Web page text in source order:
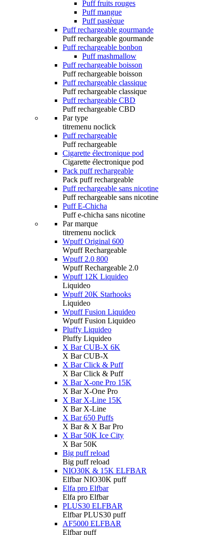
Puff fruits rouges
Puff mangue
Puff pastèque
Puff rechargeable gourmande
Puff rechargeable gourmande
Puff rechargeable bonbon
Puff mashmallow
Puff rechargeable boisson
Puff rechargeable boisson
Puff rechargeable classique
Puff rechargeable classique
Puff rechargeable CBD
Puff rechargeable CBD
Par type
titremenu noclick
Puff rechargeable
Puff rechargeable
Cigarette électronique pod
Cigarette électronique pod
Pack puff rechargeable
Pack puff rechargeable
Puff rechargeable sans nicotine
Puff rechargeable sans nicotine
Puff E-Chicha
Puff e-chicha sans nicotine
Par marque
titremenu noclick
Wpuff Original 600
Wpuff Rechargeable
Wpuff 2.0 800
Wpuff Rechargeable 2.0
Wpuff 12K Liquideo
Liquideo
Wpuff 20K Starhooks
Liquideo
Wpuff Fusion Liquideo
Wpuff Fusion Liquideo
Pluffy Liquideo
Pluffy Liquideo
X Bar CUB-X 6K
X Bar CUB-X
X Bar Click & Puff
X Bar Click & Puff
X Bar X-one Pro 15K
X Bar X-One Pro
X Bar X-Line 15K
X Bar X-Line
X Bar 650 Puffs
X Bar & X Bar Pro
X Bar 50K Ice City
X Bar 50K
Big puff reload
Big puff reload
NIO30K & 15K ELFBAR
Elfbar NIO30K puff
Elfa pro Elfbar
Elfa pro Elfbar
PLUS30 ELFBAR
Elfbar PLUS30 puff
AF5000 ELFBAR
Elfbar puff